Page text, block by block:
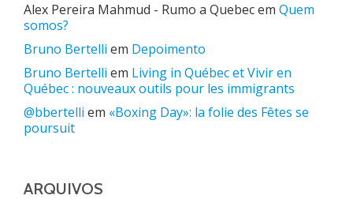
Alex Pereira Mahmud - Rumo a Quebecem Quem
somos?
Bruno Bertelli em Depoimento
Bruno Bertelli em Living in Québec et Vivir en
Québec : nouveaux outils pour les immigrants
@bbertelli em «Boxing Day»: la folie des Fêtes se
poursuit
ARQUIVOS